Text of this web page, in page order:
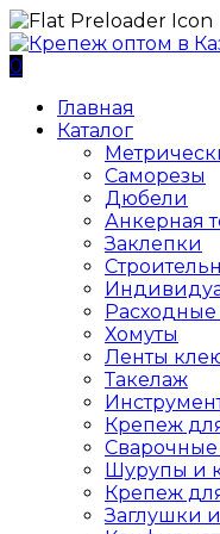
0
Главная
Каталог
Саморезы
Дюбели
Анкерная
Заклепки
Хомуты
Ленты
Такелаж
Крепеж
Шурупы и
Крепеж
Заглушки